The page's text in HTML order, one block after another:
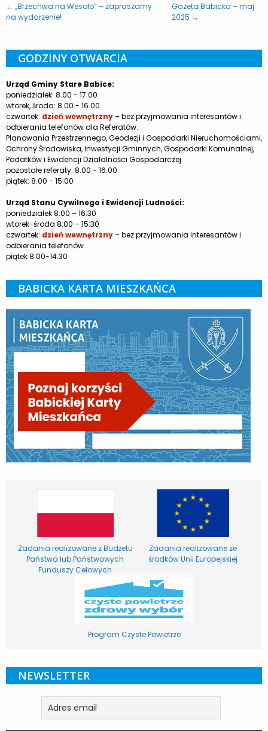
← „Brzechwa na Wesoło” – zapraszamy
na wydarzenie!
Gazeta Babicka – maj
2025 →
GODZINY OTWARCIA
Urząd Gminy Stare Babice:
poniedziałek: 8.00 - 17.00
wtorek, środa: 8.00 - 16.00
czwartek: dzień wewnętrzny– bez przyjmowania interesantów i
odbierania telefonów dla Referatów:
Planowania Przestrzennego, Geodezji i Gospodarki Nieruchomościami,
Ochrony Środowiska, Inwestycji Gminnych, Gospodarki Komunalnej,
Podatków i Ewidencji Działalności Gospodarczej
pozostałe referaty: 8.00 - 16.00
piątek: 8.00 - 15.00
Urząd Stanu Cywilnego i Ewidencji Ludności:
poniedziałek 8:00 – 16:30
wtorek-środa 8:00 – 15:30
czwartek: dzień wewnętrzny– bez przyjmowania interesantów i
odbierania telefonów
piątek 8:00-14:30
BABICKA KARTA MIESZKAŃCA
Zadania realizowane z Budżetu
Państwa lub Państwowych
Funduszy Celowych
Zadania realizowane ze
środków Unii Europejskiej
Program Czyste Powietrze
NEWSLETTER